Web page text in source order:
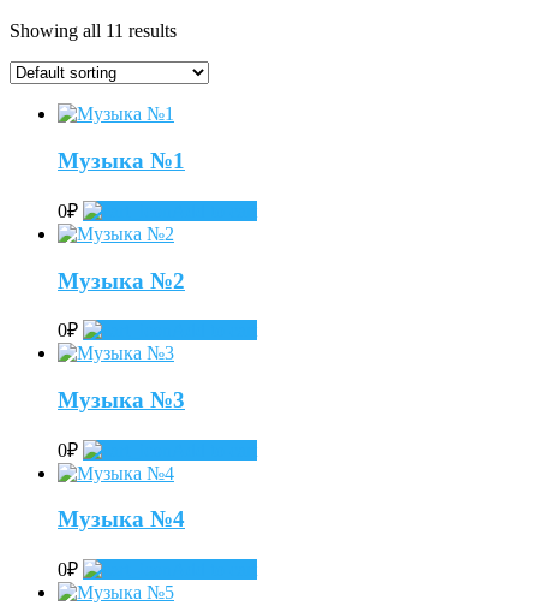
Showing all 11 results
Музыка №1
0₽
Музыка №2
0₽
Музыка №3
0₽
Музыка №4
0₽